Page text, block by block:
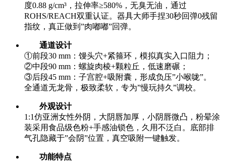
度0.88 g/cm³，拉伸率≥580%，无臭无油，通过
ROHS/REACH双重认证。器具大师手捏30秒回弹0残留
指纹，真正做到”肉嘟嘟”回弹。
通道设计
①前段30 mm：馒头穴+紧箍环，模拟真实入口阻力；
②中段90 mm：螺旋肉棱+颗粒丘，低速磨碾；
③后段45 mm：子宫腔+吸附囊，形成负压”小喉咙”。
全通道无龙骨，极致柔软，专为”慢玩持久”调校。
外观设计
1:1仿亚洲女性外阴，大阴唇加厚，小阴唇微凸，粉晕涂
装采用食品级色粉+手感油锁色，久用不泛白。底部排
气孔隐藏于”会阴”位置，真空吸附一键触发。
功能特点